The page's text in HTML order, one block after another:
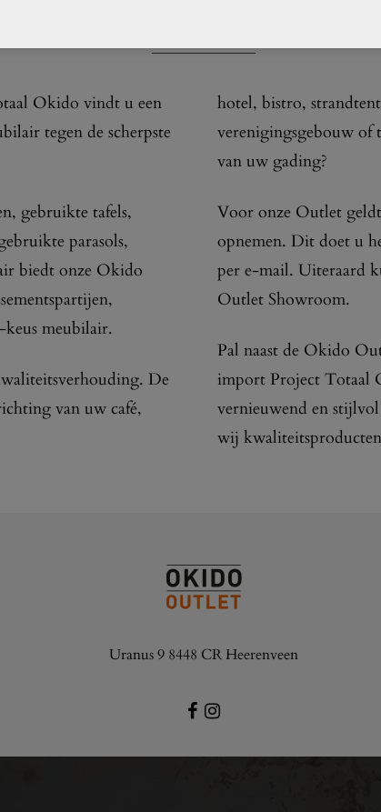
Okido vindt u een
tegen de scherpste
gebruikte tafels,
parasols,
biedt onze Okido
meubilair.
De
van uw café,
hotel, bistro,
verenigingsgebouw of
van uw gading?
Voor onze Outlet
opnemen. Dit doet u
per e-mail. Uiteraard
Outlet Showroom.
Pal naast de Okido
import Project Totaal
vernieuwend en
wij
Uranus 9 8448 CR Heerenveen